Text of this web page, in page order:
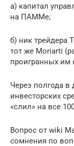
а) капитал
на ПАММе;
б) ник трейдера
тот же Moriarti
проигранных им
Через полгода в
инвесторских
«слил» на все
Вопрос от wiki
сомнения по